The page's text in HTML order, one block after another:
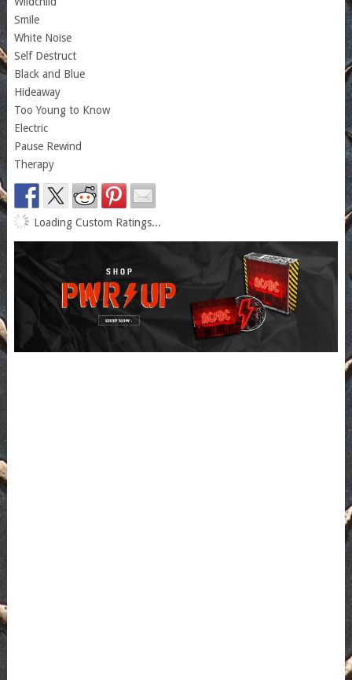
Smile
White Noise
Self Destruct
Black and Blue
Hideaway
Too Young to Know
Electric
Pause Rewind
Therapy
Loading Custom Ratings...